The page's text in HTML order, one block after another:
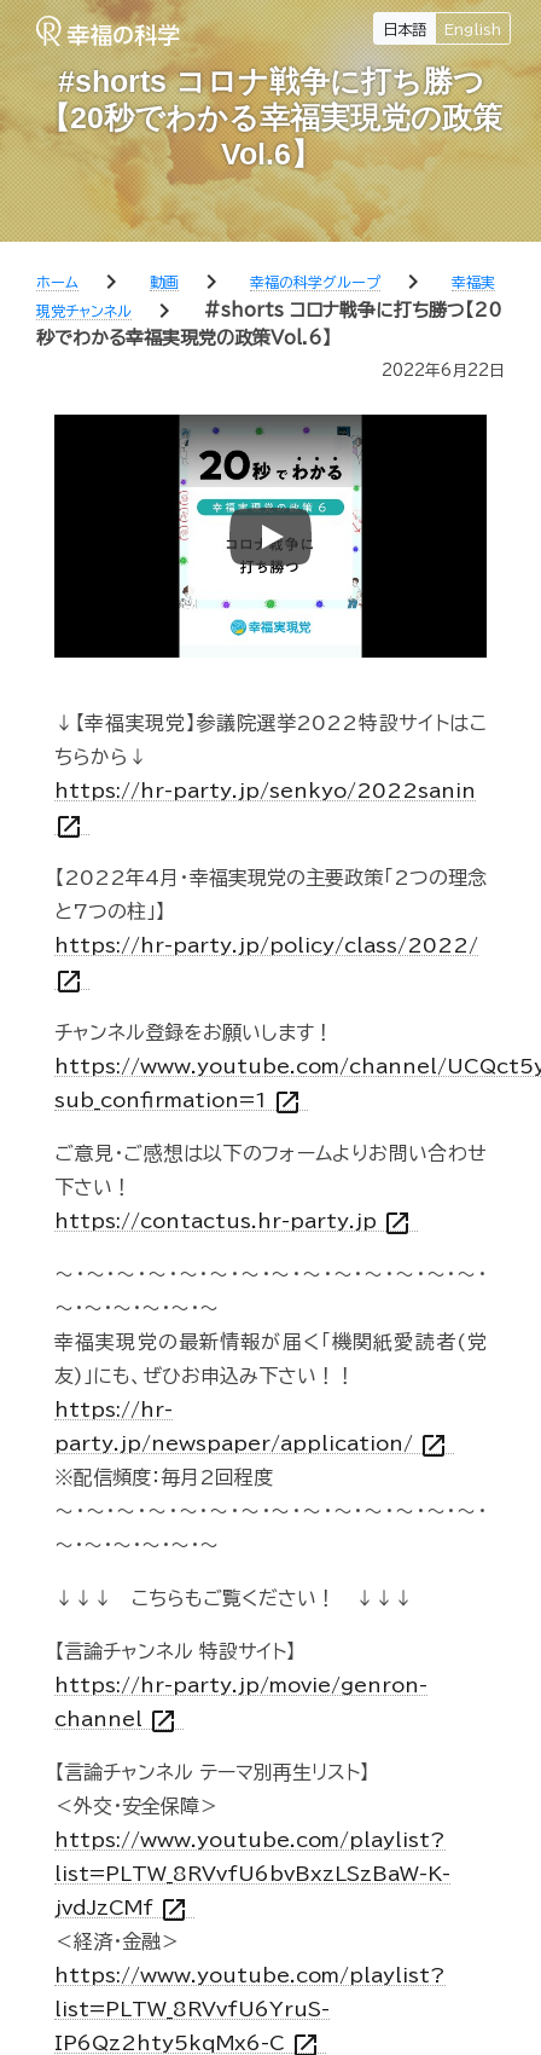
日本語 English
#shorts コロナ戦争に打ち勝つ
【20秒でわかる幸福実現党の政策
Vol.6】
ホーム chevron_right 動画 chevron_right 幸福の科学グループ chevron_right
幸福実
現党チャンネル
chevron_right
#shorts コロナ戦争に打ち勝つ【20
秒でわかる幸福実現党の政策Vol.6】
2022年6月22日
Play
↓【幸福実現党】参議院選挙2022特設サイトはこ
ちらから↓
https://hr-party.jp/senkyo/2022sanin
open_in_new
【2022年4月・幸福実現党の主要政策「2つの理念
と7つの柱」】
https://hr-party.jp/policy/class/2022/
open_in_new
チャンネル登録をお願いします！
https://www.youtube.com/channel/
sub_confirmation=1 open_in_new
ご意見・ご感想は以下のフォームよりお問い合わせ
下さい！
https://contactus.hr-party.jp open_in_new
～・～・～・～・～・～・～・～・～・～・～・～・～・～・
～・～・～・～・～・～
幸福実現党の最新情報が届く「機関紙愛読者(党
友)」にも、ぜひお申込み下さい！！
https://hr-
party.jp/newspaper/application/ open_in_new
※配信頻度：毎月2回程度
～・～・～・～・～・～・～・～・～・～・～・～・～・～・
～・～・～・～・～・～
↓↓↓ こちらもご覧ください！ ↓↓↓
【言論チャンネル 特設サイト】
https://hr-party.jp/movie/genron-
channel open_in_new
【言論チャンネル テーマ別再生リスト】
＜外交・安全保障＞
https://www.youtube.com/playlist?
list=PLTW_8RVvfU6bvBxzLSzBaW-K-
jvdJzCMf open_in_new
＜経済・金融＞
https://www.youtube.com/playlist?
list=PLTW_8RVvfU6YruS-
IP6Qz2hty5kqMx6-C open_in_new